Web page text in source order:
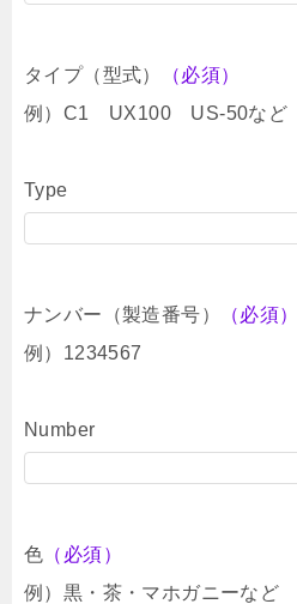
タイプ（型式）
（必須）
例）C1 UX100 US-50など
Type
ナンバー（製造番号）
（必須）
例）1234567
Number
色 （必須）
例）黒・茶・マホガニーなど